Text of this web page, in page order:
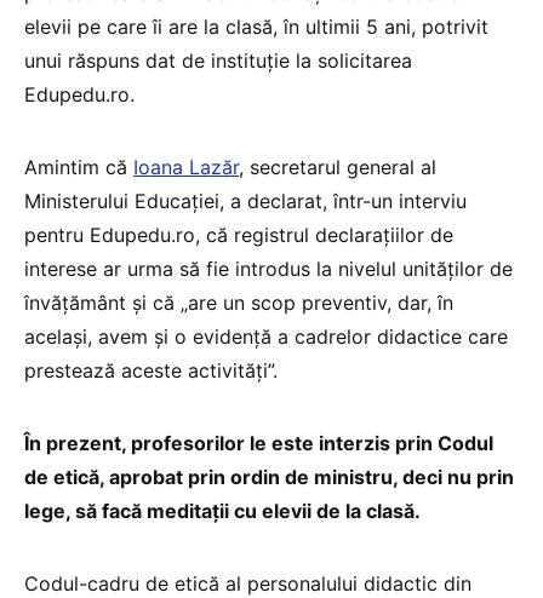
elevii pe care îi are la clasă, în ultimii 5 ani, potrivit
unui răspuns dat de instituție la solicitarea
Edupedu.ro.
Amintim că Ioana Lazăr, secretarul general al
Ministerului Educației, a declarat, într-un interviu
pentru Edupedu.ro, că registrul declarațiilor de
interese ar urma să fie introdus la nivelul unităților de
învățământ și că „are un scop preventiv, dar, în
același, avem și o evidență a cadrelor didactice care
prestează aceste activități”.
În prezent, profesorilor le este interzis prin Codul
de etică, aprobat prin ordin de ministru, deci nu prin
lege, să facă meditații cu elevii de la clasă.
Codul-cadru de etică al personalului didactic din